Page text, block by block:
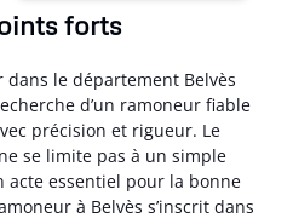
forts
dans le département Belvès
d’un ramoneur fiable
précision et rigueur. Le
se limite pas à un simple
essentiel pour la bonne
à Belvès s’inscrit dans